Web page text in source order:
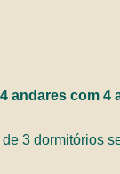
andares com 4
3 dormitórios